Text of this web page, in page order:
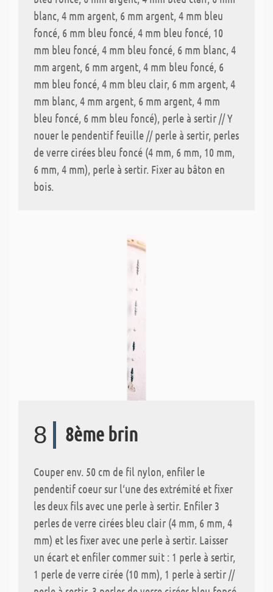
blanc, 4 mm argent, 6 mm argent, 4 mm bleu
foncé, 6 mm bleu foncé, 4 mm bleu foncé, 10
mm bleu foncé, 4 mm bleu foncé, 6 mm blanc, 4
mm argent, 6 mm argent, 4 mm bleu foncé, 6
mm bleu foncé, 4 mm bleu clair, 6 mm argent, 4
mm blanc, 4 mm argent, 6 mm argent, 4 mm
bleu foncé, 6 mm bleu foncé), perle à sertir // Y
nouer le pendentif feuille // perle à sertir, perles
de verre cirées bleu foncé (4 mm, 6 mm, 10 mm,
6 mm, 4 mm), perle à sertir. Fixer au bâton en
bois.
8 8ème brin
Couper env. 50 cm de fil nylon, enfiler le
pendentif coeur sur l‘une des extrémité et fixer
les deux fils avec une perle à sertir. Enfiler 3
perles de verre cirées bleu clair (4 mm, 6 mm, 4
mm) et les fixer avec une perle à sertir. Laisser
un écart et enfiler commer suit : 1 perle à sertir,
1 perle de verre cirée (10 mm), 1 perle à sertir //